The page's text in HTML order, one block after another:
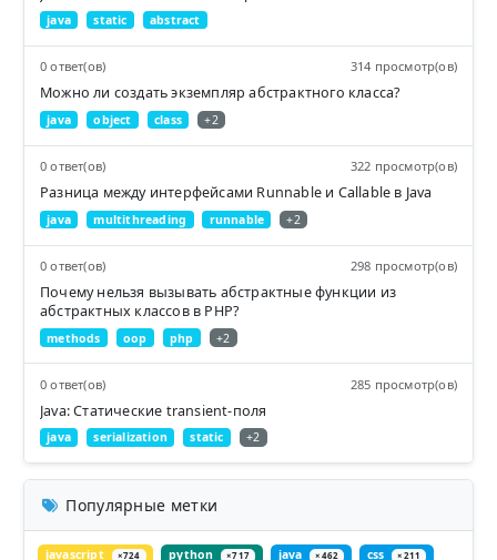
java static abstract
0 ответ(ов) 314 просмотр(ов)
Можно ли создать экземпляр абстрактного класса?
java object class +2
0 ответ(ов) 322 просмотр(ов)
Разница между интерфейсами Runnable и Callable в Java
java multithreading runnable +2
0 ответ(ов) 298 просмотр(ов)
Почему нельзя вызывать абстрактные функции из
абстрактных классов в PHP?
methods oop php +2
0 ответ(ов) 285 просмотр(ов)
Java: Статические transient-поля
java serialization static +2
Популярные метки
javascript ×724 python ×717 java ×462 css ×211